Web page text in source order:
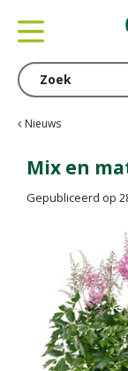
Nieuws
Mix en
Gepubliceerd op